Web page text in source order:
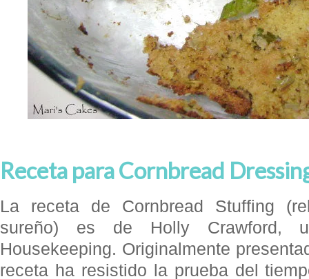
Receta para Cornbread
La receta de Cornbread Stuffing
sureño) es de Holly Crawford,
Housekeeping. Originalmente
receta ha resistido la prueba del